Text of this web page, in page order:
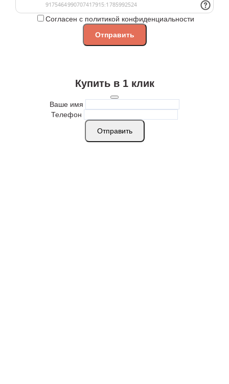
Согласен с политикой конфиденциальности
Купить в 1 клик
Ваше имя
Телефон
Отправить